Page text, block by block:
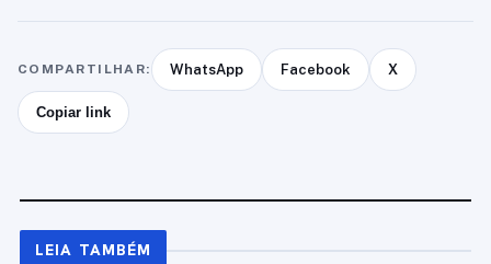
COMPARTILHAR: WhatsApp Facebook X
Copiar link
LEIA TAMBÉM